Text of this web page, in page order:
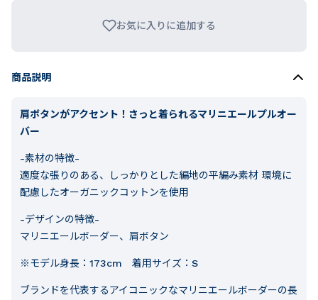
お気に入りに追加する
商品説明
肩ボタンがアクセント！さっと着られるマリニエールプルオー
バー
-素材の特徴-
適度な張りのある、しっかりとした編地の平編み素材 環境に
配慮したオーガニックコットンを使用
-デザインの特徴-
マリニエールボーダー、肩ボタン
※モデル身長：173cm 着用サイズ：S
ブランドを代表するアイコニックなマリニエールボーダーの長